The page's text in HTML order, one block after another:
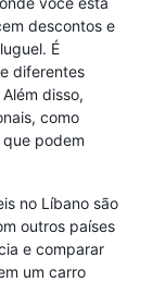
descontos e
É
diferentes
disso,
como
podem
no Líbano são
outros países
e comparar
um carro